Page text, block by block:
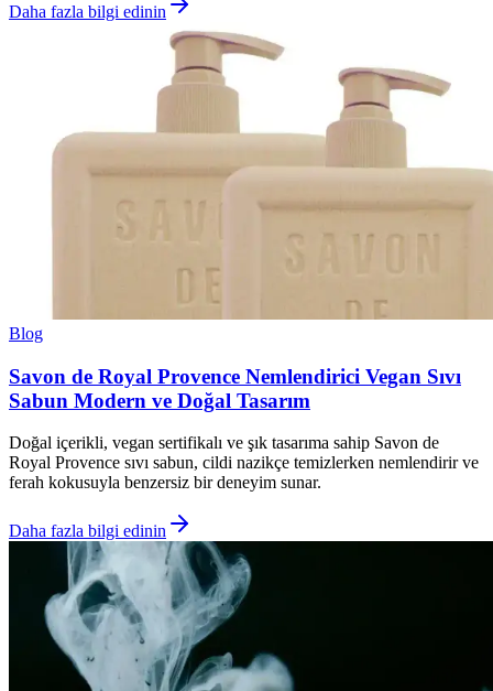
Daha fazla bilgi edinin
Blog
Savon de Royal Provence Nemlendirici Vegan Sıvı
Sabun Modern ve Doğal Tasarım
Doğal içerikli, vegan sertifikalı ve şık tasarıma sahip Savon de
Royal Provence sıvı sabun, cildi nazikçe temizlerken nemlendirir ve
ferah kokusuyla benzersiz bir deneyim sunar.
Daha fazla bilgi edinin